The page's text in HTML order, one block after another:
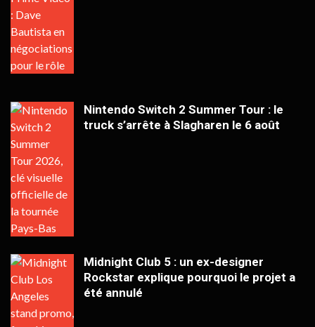
Nintendo Switch 2 Summer Tour : le
truck s’arrête à Slagharen le 6 août
Midnight Club 5 : un ex-designer
Rockstar explique pourquoi le projet a
été annulé